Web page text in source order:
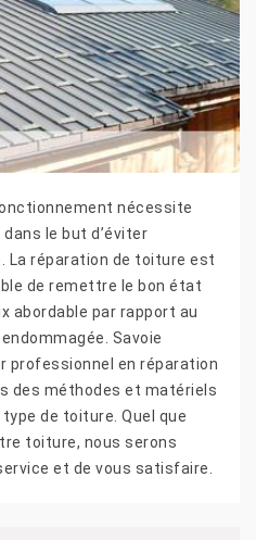
nécessite
le but d’éviter
La réparation de toiture est
de remettre le bon état
abordable par rapport au
Savoie
professionnel en réparation
des méthodes et matériels
de toiture. Quel que
toiture, nous serons
et de vous satisfaire.